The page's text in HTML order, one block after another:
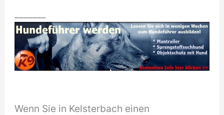
Wenn Sie in Kelsterbach einen